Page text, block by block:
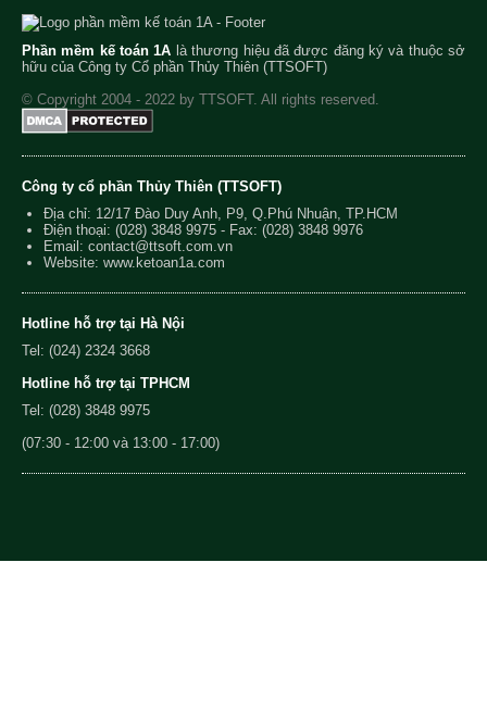
Phần mềm kế toán 1A là thương hiệu đã được đăng ký và thuộc sở
hữu của Công ty Cổ phần Thủy Thiên (TTSOFT)
© Copyright 2004 - 2022 by TTSOFT. All rights reserved.
Công ty cổ phần Thủy Thiên (TTSOFT)
Địa chỉ: 12/17 Đào Duy Anh, P9, Q.Phú Nhuận, TP.HCM
Điện thoại: (028) 3848 9975 - Fax: (028) 3848 9976
Email: contact@ttsoft.com.vn
Website: www.ketoan1a.com
Hotline hỗ trợ tại Hà Nội
Tel: (024) 2324 3668
Hotline hỗ trợ tại TPHCM
Tel: (028) 3848 9975
(07:30 - 12:00 và 13:00 - 17:00)